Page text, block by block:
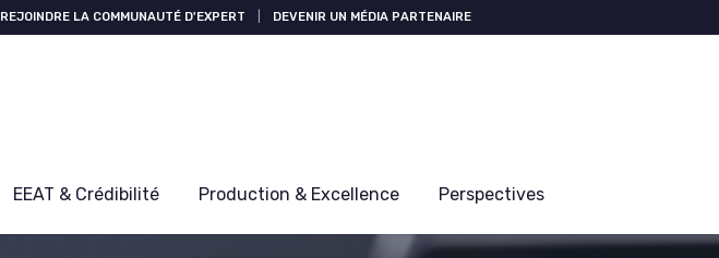
REJOINDRE LA COMMUNAUTÉ D'EXPERT DEVENIR UN MÉDIA PARTENAIRE
EEAT & Crédibilité Production & Excellence Perspectives